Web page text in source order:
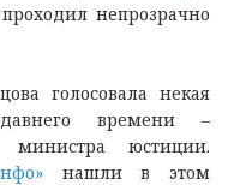
непрозрачно
голосовала некая
времени –
министра юстиции.
нашли в этом